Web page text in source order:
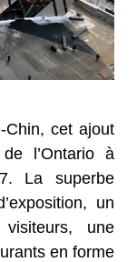
Chin, cet ajout
l’Ontario à
La superbe
un
une
en forme